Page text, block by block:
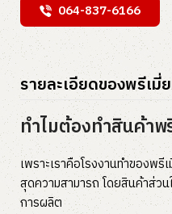
064-837-6166
รายละเอียดของพรีเมี่
ทำไมต้องทำสินค้าพ
เพราะเราคือโรงงานทำของพ
สุดความสามารถ โดยสินค้าส่ว
การผลิต